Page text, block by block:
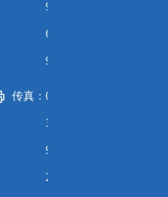
9
6
9
传真： 0
3
9
2